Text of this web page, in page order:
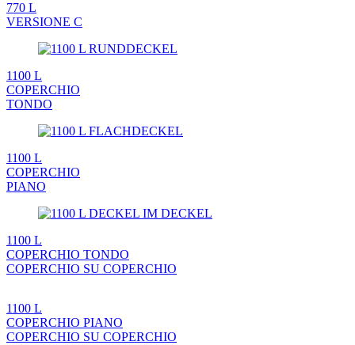
770 L
VERSIONE C
1100 L
COPERCHIO
TONDO
1100 L
COPERCHIO
PIANO
1100 L
COPERCHIO TONDO
COPERCHIO SU COPERCHIO
1100 L
COPERCHIO PIANO
COPERCHIO SU COPERCHIO